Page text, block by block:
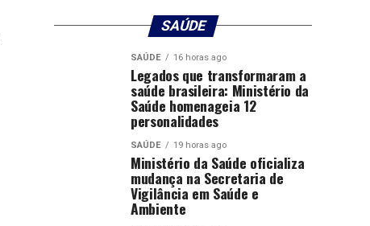
SAÚDE
SAÚDE 16 horas ago
Legados que transformaram a
saúde brasileira: Ministério da
Saúde homenageia 12
personalidades
SAÚDE 19 horas ago
Ministério da Saúde oficializa
mudança na Secretaria de
Vigilância em Saúde e
Ambiente